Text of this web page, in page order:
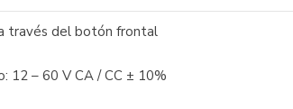
través del botón frontal
12 – 60 V CA / CC ± 10%